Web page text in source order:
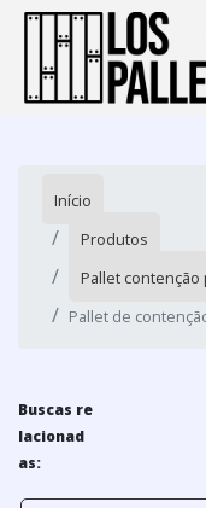
Início
Produtos
Pallet contenção
Pallet de
Buscas re
lacionad
as: